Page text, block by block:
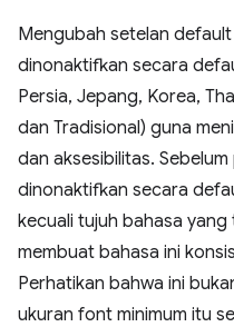
Mengubah setelan default
dinonaktifkan secara
Persia, Jepang, Korea,
dan Tradisional) guna
dan aksesibilitas.
dinonaktifkan secara
kecuali tujuh bahasa
membuat bahasa ini
Perhatikan bahwa ini
ukuran font minimum itu